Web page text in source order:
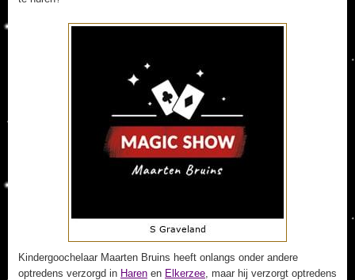
Kindergoochelaar Maarten Bruins heeft onlangs onder andere
optredens verzorgd in Haren en Elkerzee, maar hij verzorgt optredens